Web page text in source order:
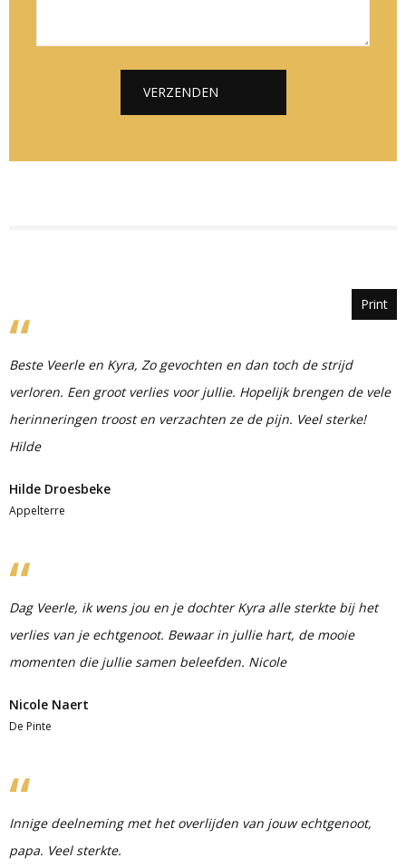
VERZENDEN
Print
Beste Veerle en Kyra, Zo gevochten en dan toch de strijd
verloren. Een groot verlies voor jullie. Hopelijk brengen de vele
herinneringen troost en verzachten ze de pijn. Veel sterke!
Hilde
Hilde Droesbeke
Appelterre
Dag Veerle, ik wens jou en je dochter Kyra alle sterkte bij het
verlies van je echtgenoot. Bewaar in jullie hart, de mooie
momenten die jullie samen beleefden. Nicole
Nicole Naert
De Pinte
Innige deelneming met het overlijden van jouw echtgenoot,
papa. Veel sterkte.